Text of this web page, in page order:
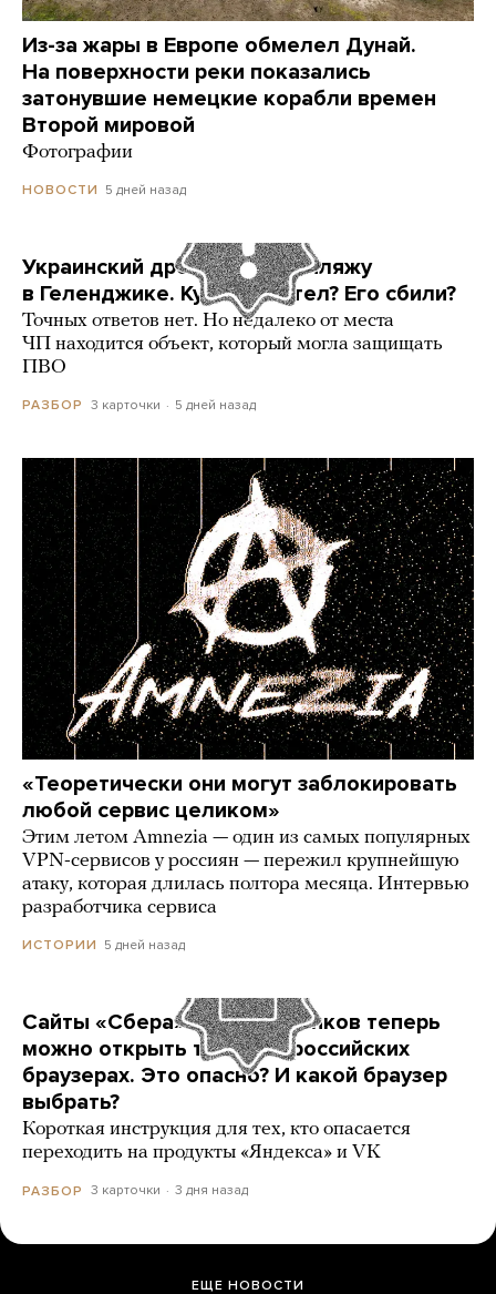
Из-за жары в Европе обмелел Дунай.
На поверхности реки показались
затонувшие немецкие корабли времен
Второй мировой
Фотографии
НОВОСТИ 5 дней назад
Украинский дрон попал по пляжу
в Геленджике. Куда он летел? Его сбили?
Точных ответов нет. Но недалеко от места
ЧП находится объект, который могла защищать
ПВО
РАЗБОР 3 карточки 5 дней назад
«Теоретически они могут заблокировать
любой сервис целиком»
Этим летом Amnezia — один из самых популярных
VPN-сервисов у россиян — пережил крупнейшую
атаку, которая длилась полтора месяца. Интервью
разработчика сервиса
ИСТОРИИ 5 дней назад
Сайты «Сбера» и других банков теперь
можно открыть только в российских
браузерах. Это опасно? И какой браузер
выбрать?
Короткая инструкция для тех, кто опасается
переходить на продукты «Яндекса» и VK
РАЗБОР 3 карточки 3 дня назад
ЕЩЕ НОВОСТИ